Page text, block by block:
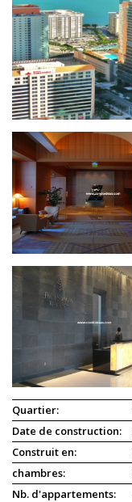
Quartier:
Date de construction:
Construit en:
chambres:
Nb. d'appartements: